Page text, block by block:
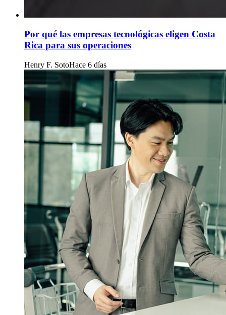
Por qué las empresas tecnológicas eligen Costa
Rica para sus operaciones
Henry F. SotoHace 6 días